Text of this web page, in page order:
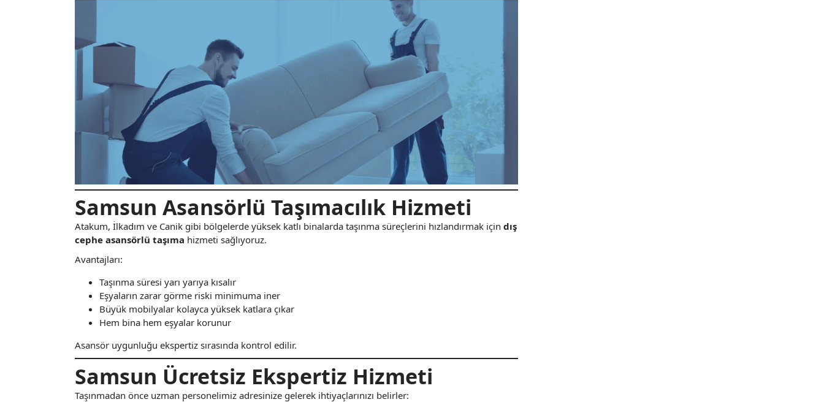
Samsun Asansörlü Taşımacılık Hizmeti
Atakum, İlkadım ve Canik gibi bölgelerde yüksek katlı binalarda taşınma süreçlerini hızlandırmak için dış
cephe asansörlü taşıma hizmeti sağlıyoruz.
Avantajları:
Taşınma süresi yarı yarıya kısalır
Eşyaların zarar görme riski minimuma iner
Büyük mobilyalar kolayca yüksek katlara çıkar
Hem bina hem eşyalar korunur
Asansör uygunluğu ekspertiz sırasında kontrol edilir.
Samsun Ücretsiz Ekspertiz Hizmeti
Taşınmadan önce uzman personelimiz adresinize gelerek ihtiyaçlarınızı belirler: